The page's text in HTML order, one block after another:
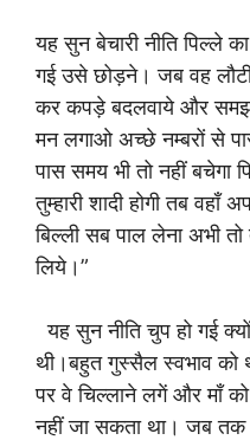
यह सुन बेचारी नीति पिल्ले
गई उसे छोड़ने। जब वह
कर कपड़े बदलवाये और
मन लगाओ अच्छे नम्बरों से
पास समय भी तो नहीं बचेगा
तुम्हारी शादी होगी तब
बिल्ली सब पाल लेना अभी तो
लिये।”
यह सुन नीति चुप हो गई
थी।बहुत गुस्सैल स्वभाव को
पर वे चिल्लाने लगें और माँ
नहीं जा सकता था। जब तक